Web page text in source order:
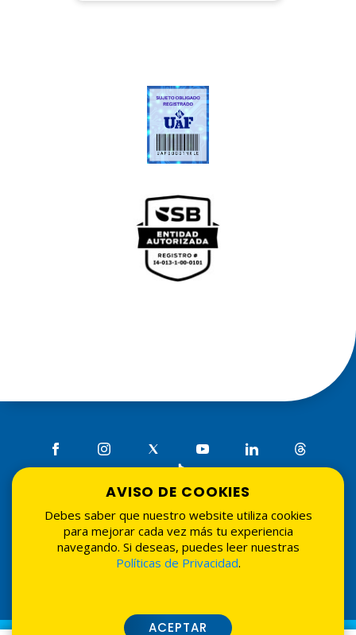
Tarifarios•Seguridad•Términos de uso•Políticas de
privacidad•Tasadores externos
© 2026 Asociación La Nacional de Ahorros y Préstamos.
Todos los derechos reservados. Website por
AVISO DE COOKIES
Debes saber que nuestro website utiliza cookies
para mejorar cada vez más tu experiencia
navegando. Si deseas, puedes leer nuestras
Políticas de Privacidad.
ACEPTAR